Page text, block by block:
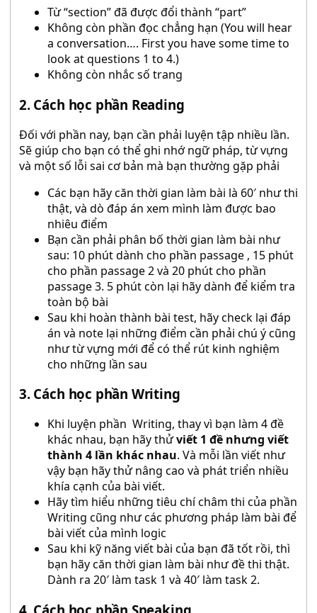
Từ “section” đã được đổi thành “part”
Không còn phần đọc chẳng hạn (You will hear
a conversation…. First you have some time to
look at questions 1 to 4.)
Không còn nhắc số trang
2. Cách học phần Reading
Đối với phần nay, bạn cần phải luyện tập nhiều lần.
Sẽ giúp cho bạn có thể ghi nhớ ngữ pháp, từ vựng
và một số lỗi sai cơ bản mà bạn thường gặp phải
Các bạn hãy căn thời gian làm bài là 60′ như thi
thật, và dò đáp án xem mình làm được bao
nhiêu điểm
Bạn cần phải phân bố thời gian làm bài như
sau: 10 phút dành cho phần passage , 15 phút
cho phần passage 2 và 20 phút cho phần
passage 3. 5 phút còn lại hãy dành để kiểm tra
toàn bộ bài
Sau khi hoàn thành bài test, hãy check lại đáp
án và note lại những điểm cần phải chú ý cũng
như từ vựng mới để có thể rút kinh nghiệm
cho những lần sau
3. Cách học phần Writing
Khi luyện phần Writing, thay vì bạn làm 4 đề
khác nhau, bạn hãy thửviết 1 đề nhưng viết
thành 4 lần khác nhau. Và mỗi lần viết như
vậy bạn hãy thử nâng cao và phát triển nhiều
khía cạnh của bài viết.
Hãy tìm hiểu những tiêu chí châm thi của phần
Writing cũng như các phương pháp làm bài để
bài viết của mình logic
Sau khi kỹ năng viết bài của bạn đã tốt rồi, thì
bạn hãy căn thời gian làm bài như đề thi thật.
Dành ra 20′ làm task 1 và 40′ làm task 2.